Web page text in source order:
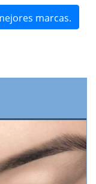
marcas.